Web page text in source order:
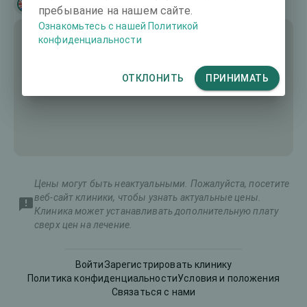
English
Цены могут быть неактуальными. Пожалуйста, посетите
веб-сайт клиники, чтобы узнать актуальные цены.
Клиника может устанавливать дополнительную плату
сверх цен на лечение.
Тип операции
стоимость
(оба глаза)
ВойтиЗарегистрировать клинику
Политика конфиденциальностиУсловия и положения
Связаться с нами
пребывание на нашем сайте.
Ознакомьтесь с нашей Политикой
конфиденциальности
ОТКЛОНИТЬ ПРИНИМАТЬ